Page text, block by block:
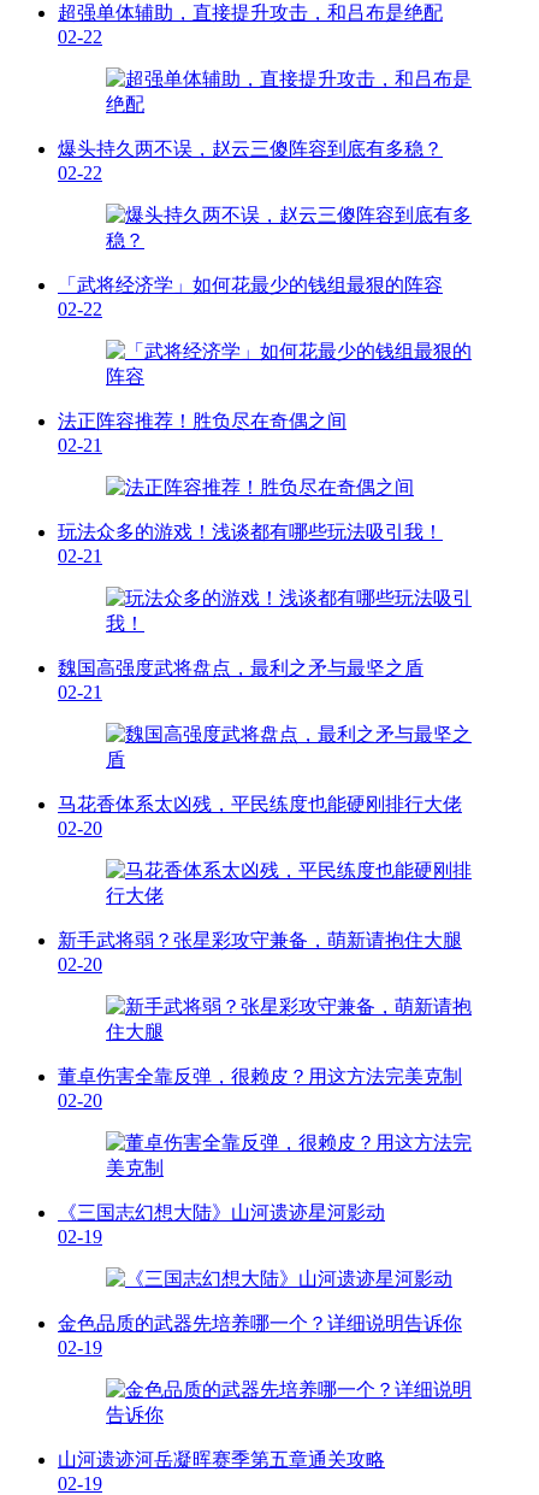
超强单体辅助，直接提升攻击，和吕布是绝配
02-22
爆头持久两不误，赵云三傻阵容到底有多稳？
02-22
「武将经济学」如何花最少的钱组最狠的阵容
02-22
法正阵容推荐！胜负尽在奇偶之间
02-21
玩法众多的游戏！浅谈都有哪些玩法吸引我！
02-21
魏国高强度武将盘点，最利之矛与最坚之盾
02-21
马花香体系太凶残，平民练度也能硬刚排行大佬
02-20
新手武将弱？张星彩攻守兼备，萌新请抱住大腿
02-20
董卓伤害全靠反弹，很赖皮？用这方法完美克制
02-20
《三国志幻想大陆》山河遗迹星河影动
02-19
金色品质的武器先培养哪一个？详细说明告诉你
02-19
山河遗迹河岳凝晖赛季第五章通关攻略
02-19